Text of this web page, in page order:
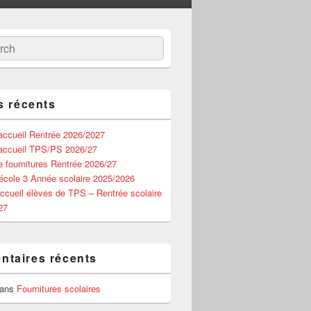
récents
Rentrée 2026/2027
TPS/PS 2026/27
fournitures Rentrée 2026/27
3 Année scolaire 2025/2026
élèves de TPS – Rentrée scolaire
récents
Fournitures scolaires